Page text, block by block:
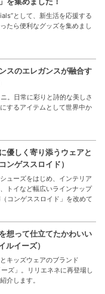
として、新生活を応援する
たら便利なグッズを集めまし
スのエレガンスが融合す
。日常に彩りと詩的な美しさ
するアイテムとして世界中か
優しく寄り添うウェアと
ンゲススロイド）
ューズをはじめ、インテリア
トイなど幅広いラインナップ
コンゲススロイド」を改めて
想って仕立てたかわいい
ルイーズ）
キッズウェアのブランド
ズ」。リリエネネに再登場し
介します。